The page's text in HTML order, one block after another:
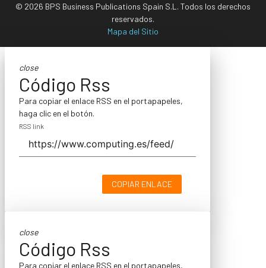
© 2026 BPS Business Publications Spain S.L. Todos los derechos
reservados.
Mapa del Sitio
close
Código Rss
Para copiar el enlace RSS en el portapapeles,
haga clic en el botón.
RSS link
COPIAR ENLACE
close
Código Rss
Para copiar el enlace RSS en el portapapeles,